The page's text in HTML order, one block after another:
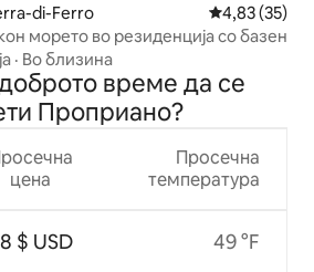
di-Ferro Просечна
4,83 (35)
морето во резиденција со базен
· Во близина
време да се
Проприано?
цена
$ USD
Просечна
температура
49 °F